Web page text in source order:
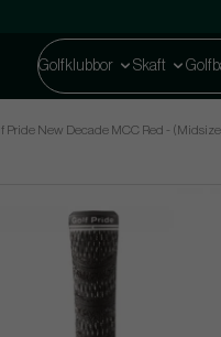
Golfklubbor Skaft
Pride New Decade MCC Red -